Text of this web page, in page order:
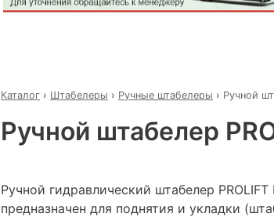
Каталог › Штабелеры › Ручные штабелеры › Ручной
Ручной штабелер
Ручной гидравлический штабелер PROLIFT
предназначен для поднятия и укладки